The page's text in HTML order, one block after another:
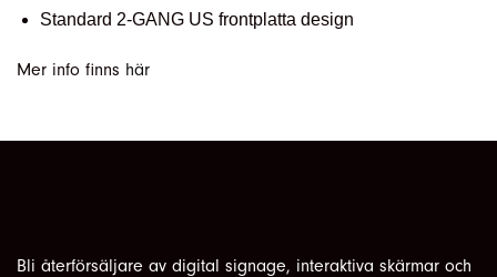
Standard 2-GANG US frontplatta design
Mer info finns här
Bli återförsäljare av digital signage, interaktiva skärmar och